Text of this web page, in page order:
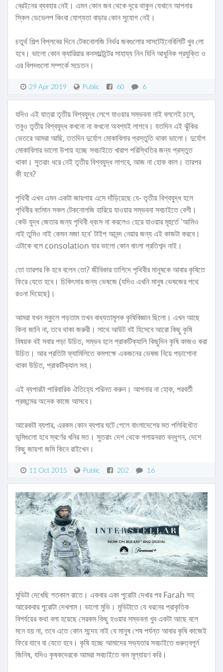
ব্রেইনের ব্যবহার নেই। এমন কোন জব থেকে দূরে থাকুন যেখানে আপনার
স্কিল ডেভেলপ কিংবা যোগ্যতা বাড়ার কোন সুযোগ নেই।
চতুর্থ শিল্প বিপ্লবের দিনে টেকনোলজি নির্ভর জবগুলোর সাসটেইনেবিলিটি খুব লো
হবে। ভালো কোন ক্যারিয়ার কনসাল্টেন্টের সাহায্য নিন যিনি আধুনিক প্রযুক্তি ও
এর বিপদগুলো সম্পর্কে সচেতন।
29 Apr 2019 Public 60 6
যদিও এই যাত্রা তৃতীয় বিশ্বযুদ্ধ লেগে যাওয়ার সম্ভবনা নাই বললেই চলে,
তবুও তৃতীয় বিশ্বযুদ্ধ কখনো না কখনো অবশ্যই লাগবে। যতদিন এই ঝুঁকির
ভেতরে আমরা আছি, ততদিন দুর্যোগ মোকাবিলার প্রস্তুতি থাকা ভালো। দুর্যোগ
মোকাবিলার ভালো উপায় হচ্ছে সবচাইতে খারাপ পরিস্থিতির জন্য প্রস্তুত
থাকা। সুতরাং ধরে নেই তৃতীয় বিশ্বযুদ্ধ লাগবে, আজ না হোক কাল। তারপর
কী হবে?
পৃথিবী এখন এমন একটা জায়গায় এসে দাঁড়িয়েছে যে- তৃতীয় বিশ্বযুদ্ধ হলে
পৃথিবীর বর্তমান সকল টেকনোলজি হারিয়ে যাওয়ার সম্ভবনা সবচাইতে বেশী।
কেউ যুদ্ধ জেতার জন্য পৃথিবী ধ্বংস না করলেও হেরে যাওয়ার মূহুর্তে 'আমিও
নাই তুমিও নাই কেমন মজা হবে' টাইপ আনন্দ নেয়ার জন্য এই কাজটা করবে।
এটাকে বলে consolation যার ভালো কোন বাংলা প্রতিশব্দ নাই।
তো তারপর কি হবে বলেন তো? জীবিকার তাগিদে পৃথিবীর মানুষকে আবার কৃষিতে
ফিরে যেতে হবে। চিকিৎসার জন্য ভেষজে (যদিও এখনি মানুষ ভেষজের পথে
রওনা দিয়েছে)।
আমরা যখন স্কুলে পড়তাম তখন বাধ্যতামূলক কৃষিবিজ্ঞান ছিলো। এখন আছে
কিনা জানি না, তবে থাকা জরুরী। সাথে আউট বই হিসেবে আরো কিছু কৃষি
বিষয়ক বই সবার পড়া উচিত, সম্ভব হলে প্রাকটিক্যালি কিছুদিন কৃষি কাজও করা
উচিত। আর প্রতিটা ফ্যামিলিতে কমপক্ষে একজনের ভেষজ নিয়ে পড়াশোনা
থাকা উচিত, প্রাকটিক্যাল সহ।
এই ব্যপারটা পারিবারিক ঐতিহ্যে পরিনত করুন। আপনার না হোক, পরবর্তী
প্রজন্মের অনেক কাজে আসবে।
আরেকটা ব্যপার, এরকম কোন ব্যপার ঘটে গেলে বাংলাদেশের মত পলিবিধৌত
ভূমিগুলো হবে স্বর্ণের খনির মত। সুতরাং দেশ থেকে পলায়নরত বন্ধুগন, দেশে
কিছু জায়গা জমি কিনে রাইখেন।
11 Oct 2015 Public 202 16
মুভিটা দেখেছি গতকাল রাতে। একবার একা পুরোটা দেখার পর Farah সহ
আরেকবার পুরোটা দেখলাম। ভালো মুভি। মুভিটাতে যে ধরনের প্রাকৃতিক
বিপর্যয়ের কথা বলা হয়েছে সেরকম কিছু হওয়ার সম্ভবনা খুব একটা আছে বলে
মনে হয় না, তবে এতে কোন সন্দেহ নাই যে মানুষ শেষ পর্যন্ত আবার কৃষি কাজেই
ফিরে যাবে বা যেতে হবে। কৃষি হচ্ছে আমাদের সভ্যতার সবচাইতে গুরুত্বপূর্ন
জিনিষ, যদিও কৃষকদেরকে আমরা সবচাইতে কম মূল্যায়ণ করি।